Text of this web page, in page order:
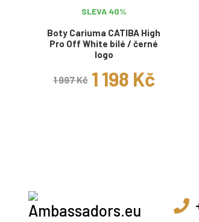
SLEVA 40%
Boty Cariuma CATIBA High
Pro Off White bílé / černé
logo
1 997 Kč 1 198 Kč